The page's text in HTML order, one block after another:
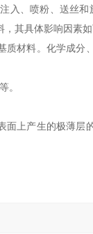
入、喷粉、送丝和
，其具体影响因素
材料。化学成分
。
面上产生的极薄层